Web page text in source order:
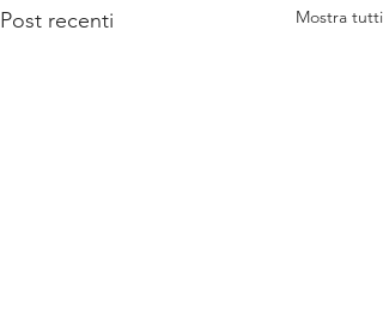
Post recenti Mostra tutti